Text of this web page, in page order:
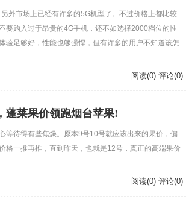
外市场上已经有许多的5G机型了。不过价格上都比较
要购入过于昂贵的4G手机，还不如选择2000档位的性
验足够好，性能也够强悍，但有许多的用户不知道该怎
阅读(0) 评论(0)
蓬莱果价领跑烟台苹果!
等待得有些焦燥。原本9号10号就应该出来的果价，偏
格一推再推，直到昨天，也就是12号，真正的高端果价
阅读(0) 评论(0)